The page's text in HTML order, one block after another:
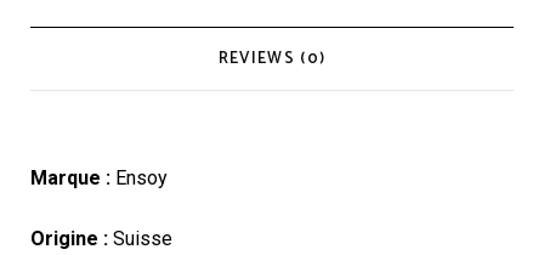
REVIEWS (0)
Marque : Ensoy
Origine :Suisse